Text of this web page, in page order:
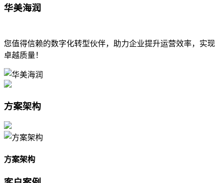
华美海润
您值得信赖的数字化转型伙伴，助力企业提升运营效率，实现
卓越质量！
方案架构
方案架构